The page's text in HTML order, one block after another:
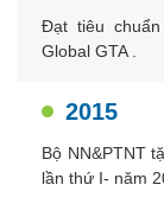
Đạt tiêu chuẩn
Global GTA .
2015
Bộ NN&PTNT
lần thứ I- năm